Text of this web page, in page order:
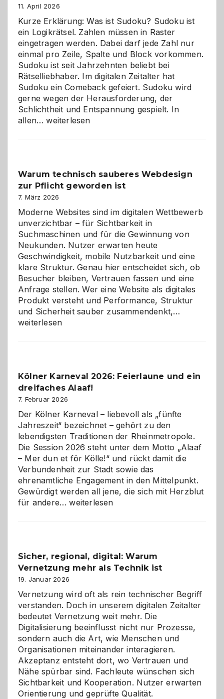
11. April 2026
Kurze Erklärung: Was ist Sudoku? Sudoku ist
ein Logikrätsel. Zahlen müssen in Raster
eingetragen werden. Dabei darf jede Zahl nur
einmal pro Zeile, Spalte und Block vorkommen.
Sudoku ist seit Jahrzehnten beliebt bei
Rätselliebhaber. Im digitalen Zeitalter hat
Sudoku ein Comeback gefeiert. Sudoku wird
gerne wegen der Herausforderung, der
Schlichtheit und Entspannung gespielt. In
allen…Sudoku
den
Logikrätseln
weiterlesen
Warum technisch sauberes Webdesign
zur Pflicht geworden ist
7. März 2026
Moderne Websites sind im digitalen Wettbewerb
unverzichtbar – für Sichtbarkeit in
Suchmaschinen und für die Gewinnung von
Neukunden. Nutzer erwarten heute
Geschwindigkeit, mobile Nutzbarkeit und eine
klare Struktur. Genau hier entscheidet sich, ob
Besucher bleiben, Vertrauen fassen und eine
Anfrage stellen. Wer eine Website als digitales
Produkt versteht und Performance, Struktur
und Sicherheit sauber zusammendenkt,…
geworden
weiterlesen
Kölner Karneval 2026: Feierlaune und ein
dreifaches Alaaf!
7. Februar 2026
Der Kölner Karneval – liebevoll als „fünfte
Jahreszeit“ bezeichnet – gehört zu den
lebendigsten Traditionen der Rheinmetropole.
Die Session 2026 steht unter dem Motto „Alaaf
– Mer dun et för Kölle!“ und rückt damit die
Verbundenheit zur Stadt sowie das
ehrenamtliche Engagement in den Mittelpunkt.
Gewürdigt werden all jene, die sich mit Herzblut
für andere…Kölner
ein
dreifaches
Alaaf!
weiterlesen
Sicher, regional, digital: Warum
Vernetzung mehr als Technik ist
19. Januar 2026
Vernetzung wird oft als rein technischer Begriff
verstanden. Doch in unserem digitalen Zeitalter
bedeutet Vernetzung weit mehr. Die
Digitalisierung beeinflusst nicht nur Prozesse,
sondern auch die Art, wie Menschen und
Organisationen miteinander interagieren.
Akzeptanz entsteht dort, wo Vertrauen und
Nähe spürbar sind. Fachleute wünschen sich
Sichtbarkeit und Kooperation. Nutzer erwarten
Orientierung und geprüfte Qualität.